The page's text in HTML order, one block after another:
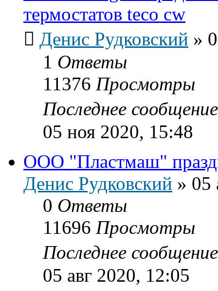
термостатов teco cw
Денис Рудковский »
1 Ответы
11376 Просмотры
Последнее
05 ноя 2020, 15:48
ООО "Пластмаш"
Денис Рудковский » 05
0 Ответы
11696 Просмотры
Последнее
05 авг 2020, 12:05